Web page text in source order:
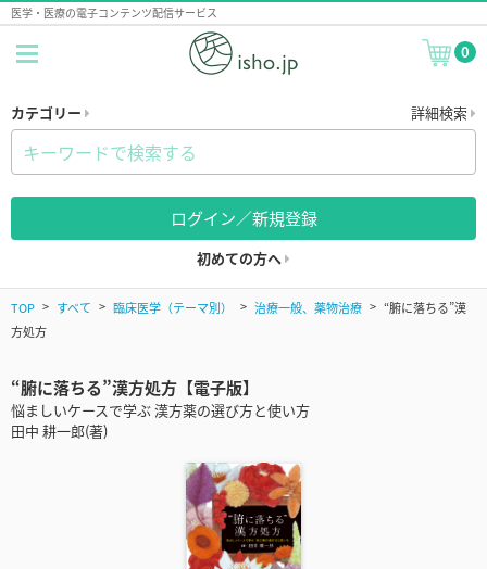
医学・医療の電子コンテンツ配信サービス
0
カテゴリー 詳細検索
ログイン／新規登録
初めての方へ
TOP すべて 臨床医学（テーマ別） 治療一般、薬物治療
“腑に落ちる”漢
方処方
“腑に落ちる”漢方処方【電子版】
悩ましいケースで学ぶ 漢方薬の選び方と使い方
田中 耕一郎(著)